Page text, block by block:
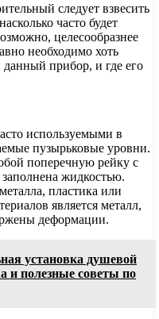
следует взвесить
часто будет
целесообразнее
необходимо хоть
прибор, и где его
используемыми в
пузырьковые уровни.
поперечную рейку с
жидкостью.
пластика или
является металл,
деформации.
установка душевой
и полезные советы по